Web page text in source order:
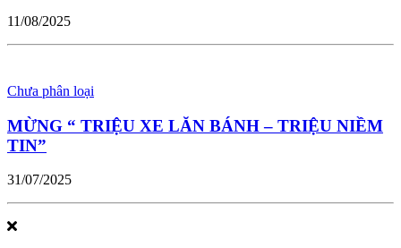
11/08/2025
Chưa phân loại
MỪNG “ TRIỆU XE LĂN BÁNH – TRIỆU NIỀM
TIN”
31/07/2025